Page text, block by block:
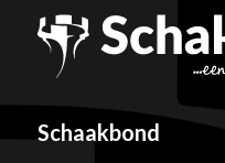
Schaakbond